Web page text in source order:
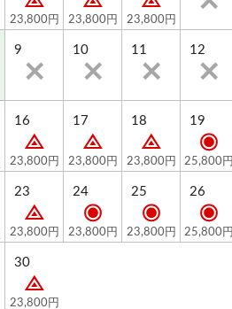
23,800円 23,800円 23,800円
9 10 11 12
16
23,800円
17
23,800円
18
23,800円
19
25,800
23
23,800円
24
23,800円
25
23,800円
26
25,800
30
23,800円